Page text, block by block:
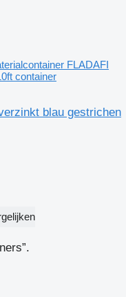
FLADAFI
container
blau gestrichen